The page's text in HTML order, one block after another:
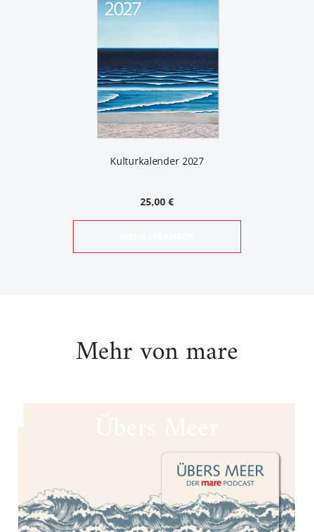
Kulturkalender 2027
25,00 €
Mehr von mare
Übers Meer